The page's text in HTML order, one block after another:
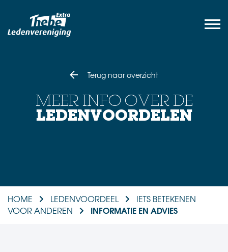
Terug naar overzicht
MEER INFO OVER DE
LEDENVOORDELEN
HOME LEDENVOORDEEL
IETS BETEKENEN
VOOR ANDEREN
INFORMATIE EN ADVIES